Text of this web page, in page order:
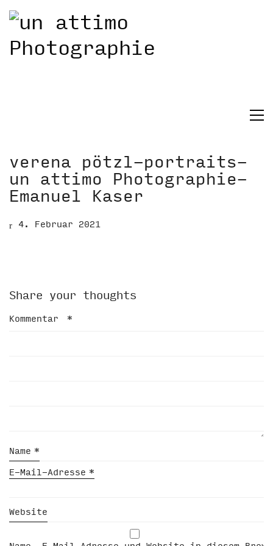
verena pötzl-portraits-
un attimo Photographie-
Emanuel Kaser
4. Februar 2021
Share your thoughts
Kommentar *
Name *
E-Mail-Adresse *
Website